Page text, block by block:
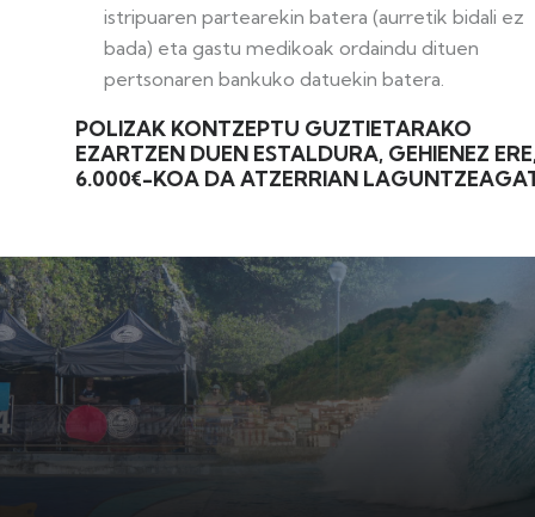
istripuaren partearekin batera (aurretik bidali ez
bada) eta gastu medikoak ordaindu dituen
pertsonaren bankuko datuekin batera.
POLIZAK KONTZEPTU GUZTIETARAKO
EZARTZEN DUEN ESTALDURA, GEHIENEZ
6.000€-KOA DA ATZERRIAN